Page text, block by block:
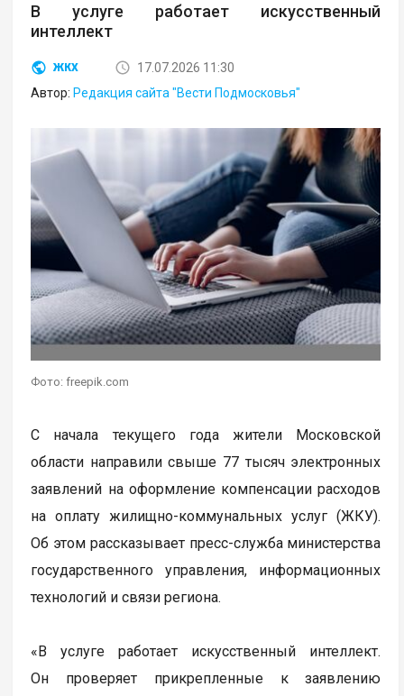
В услуге работает искусственный
интеллект
ЖКХ
17.07.2026 11:30
Автор:Редакция сайта "Вести Подмосковья"
Фото: freepik.com
С начала текущего года жители Московской
области направили свыше 77 тысяч электронных
заявлений на оформление компенсации расходов
на оплату жилищно-коммунальных услуг (ЖКУ).
Об этом рассказывает пресс-служба министерства
государственного управления, информационных
технологий и связи региона.
«В услуге работает искусственный интеллект.
Он проверяет прикрепленные к заявлению